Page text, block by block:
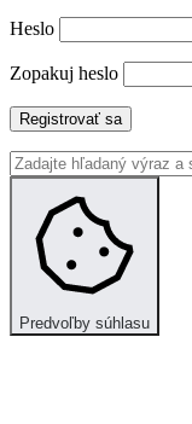
Heslo
Zopakuj heslo
Registrovať sa
Predvoľby súhlasu